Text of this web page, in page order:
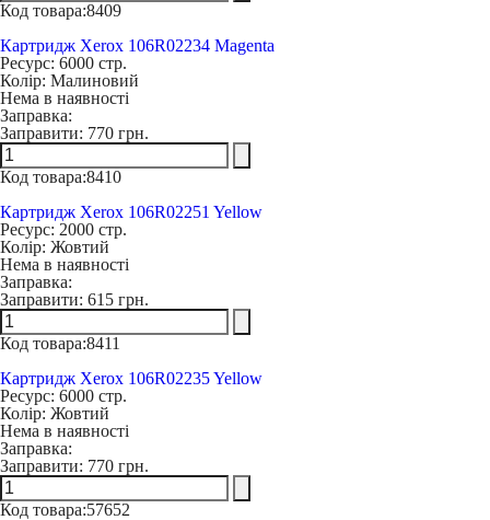
Код товара:8409
Картридж Xerox 106R02234 Magenta
Ресурс: 6000 стр.
Колір: Малиновий
Нема в наявності
Заправка:
Заправити: 770 грн.
Код товара:8410
Картридж Xerox 106R02251 Yellow
Ресурс: 2000 стр.
Колір: Жовтий
Нема в наявності
Заправка:
Заправити: 615 грн.
Код товара:8411
Картридж Xerox 106R02235 Yellow
Ресурс: 6000 стр.
Колір: Жовтий
Нема в наявності
Заправка:
Заправити: 770 грн.
Код товара:57652